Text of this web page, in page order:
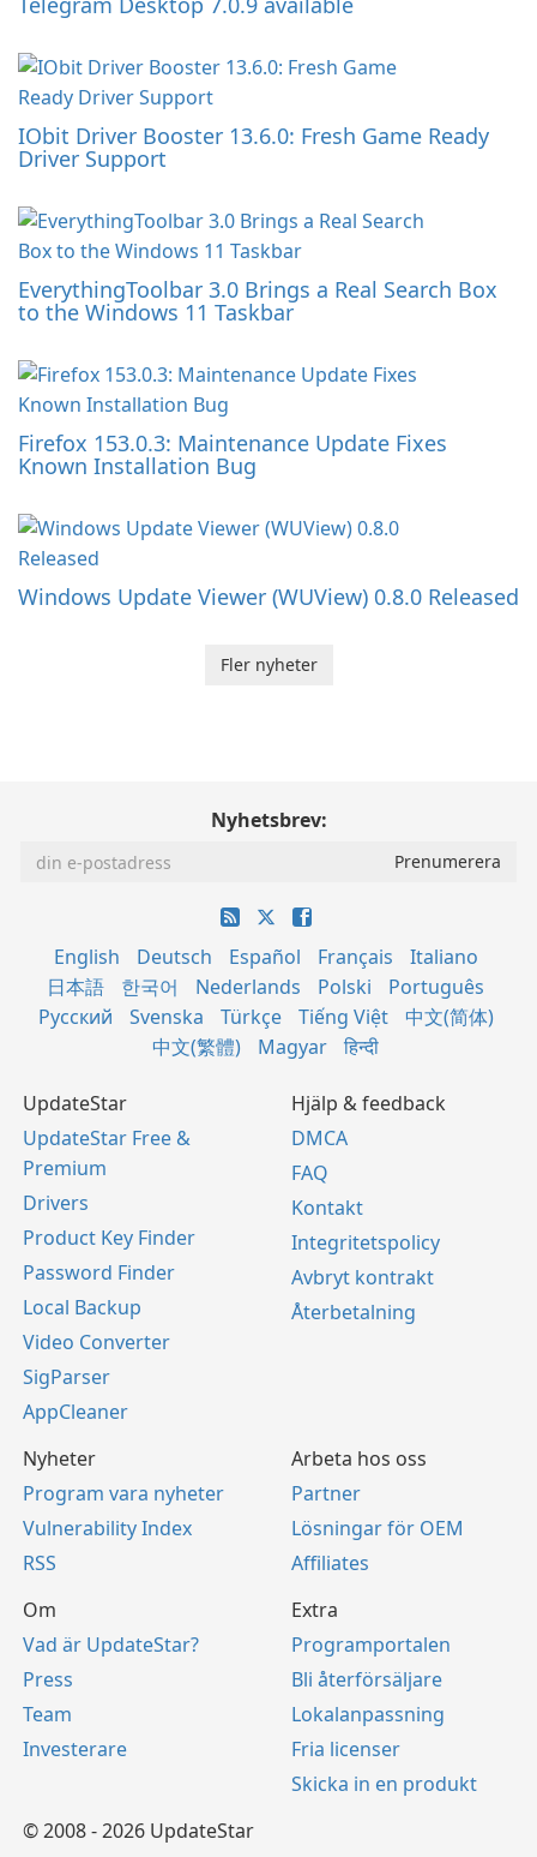
IObit Driver Booster 13.6.0: Fresh Game Ready
Driver Support
EverythingToolbar 3.0 Brings a Real Search Box
to the Windows 11 Taskbar
Firefox 153.0.3: Maintenance Update Fixes
Known Installation Bug
Windows Update Viewer (WUView) 0.8.0 Released
Fler nyheter
Nyhetsbrev:
English Deutsch Español Français
Italiano
日本語
한국어 Nederlands Polski
Português
Русский
Svenska Türkçe Tiếng Việt
中文(简体)
中文(繁體)
Magyar हिन्दी
UpdateStar
UpdateStar Free &
Premium
Drivers
Product Key Finder
Password Finder
Local Backup
Video Converter
SigParser
AppCleaner
Hjälp & feedback
DMCA
FAQ
Kontakt
Integritetspolicy
Avbryt kontrakt
Återbetalning
Nyheter
Program vara nyheter
Vulnerability Index
RSS
Arbeta hos oss
Partner
Lösningar för OEM
Affiliates
Om
Vad är UpdateStar?
Press
Team
Investerare
Extra
Programportalen
Bli återförsäljare
Lokalanpassning
Fria licenser
Skicka in en produkt
© 2008 - 2026 UpdateStar